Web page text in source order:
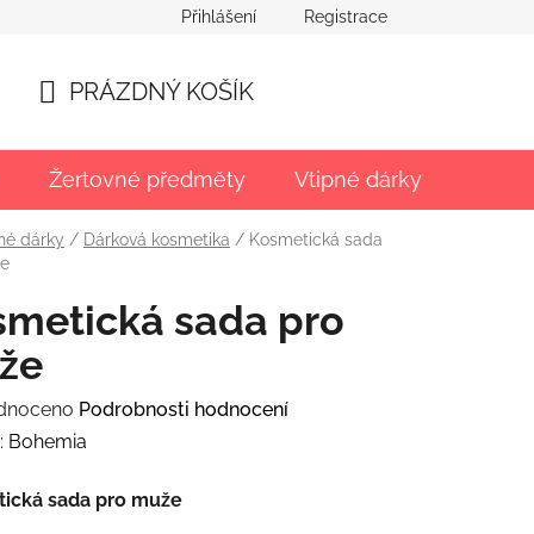
Přihlášení Registrace
KOŠÍK
PRÁZDNÝ KOŠÍK
Žertovné předměty Vtipné dárky
dárky / Dárková kosmetika / Kosmetická sada
sada pro
Podrobnosti hodnocení
Bohemia
sada pro muže